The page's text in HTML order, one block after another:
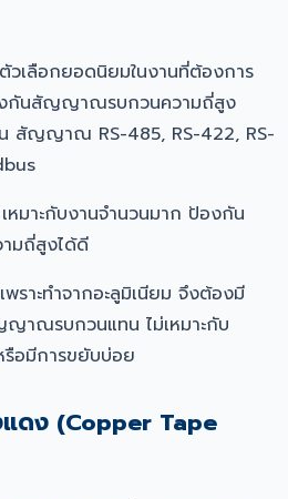
วเลือกยอดนิยมในงานที่ต้องการ
งกันสัญญาณรบกวนความถี่สูง
ญญาณ RS-485, RS-422, RS-
มาะกับงานจำนวนมาก ป้องกัน
มถี่สูงได้ดี
ราะทำจากอะลูมิเนียม จึงต้องมี
าณรบกวนแทน ไม่เหมาะกับ
อมีการขยับบ่อย
ดง (Copper Tape